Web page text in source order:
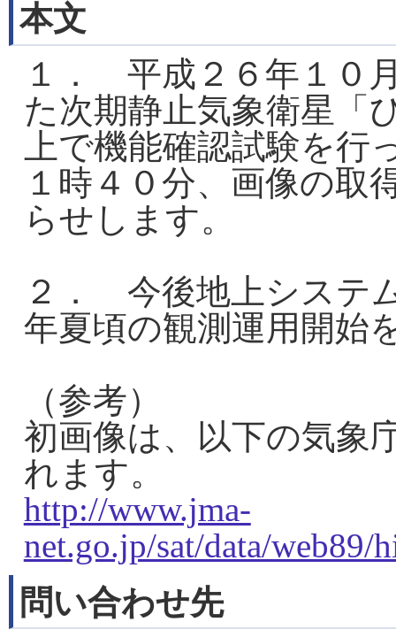
本文
１． 平成２６年１０
た次期静止気象衛星「
上で機能確認試験を行
１時４０分、画像の取
らせします。
２． 今後地上システ
年夏頃の観測運用開始
（参考）
初画像は、以下の気象
れます。
http://www.jma-
net.go.jp/sat/data/
問い合わせ先